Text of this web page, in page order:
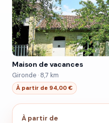
Maison de vacances
Gironde · 8,7 km
À partir de 94,00 €
À partir de